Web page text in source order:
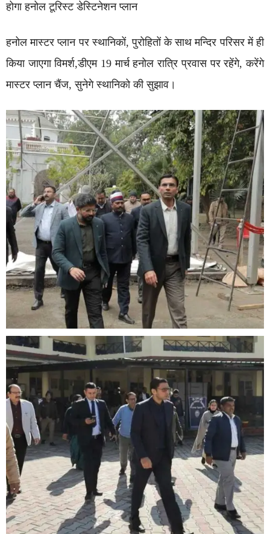
होगा हनोल टूरिस्ट डेस्टिनेशन प्लान
हनोल मास्टर प्लान पर स्थानिकों, पुरोहितों के साथ मन्दिर परिसर में ही
किया जाएगा विमर्श,डीएम 19 मार्च हनोल रात्रि प्रवास पर रहेंगे, करेंगे
मास्टर प्लान चैंज, सुनेगे स्थानिको की सुझाव।